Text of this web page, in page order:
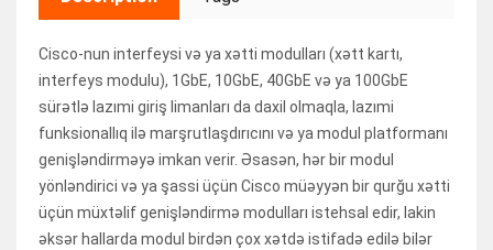
Cisco-nun interfeysi və ya xətti modulları (xətt kartı,
interfeys modulu), 1GbE, 10GbE, 40GbE və ya 100GbE
sürətlə lazımi giriş limanları da daxil olmaqla, lazımi
funksionallıq ilə marşrutlaşdırıcını və ya modul platformanı
genişləndirməyə imkan verir. Əsasən, hər bir modul
yönləndirici və ya şassi üçün Cisco müəyyən bir qurğu xətti
üçün müxtəlif genişləndirmə modulları istehsal edir, lakin
əksər hallarda modul birdən çox xətdə istifadə edilə bilər